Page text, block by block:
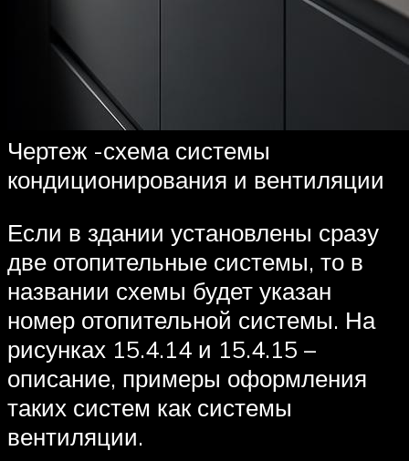
Чертеж -схема системы
кондиционирования и вентиляции
Если в здании установлены сразу
две отопительные системы, то в
названии схемы будет указан
номер отопительной системы. На
рисунках 15.4.14 и 15.4.15 –
описание, примеры оформления
таких систем как системы
вентиляции.